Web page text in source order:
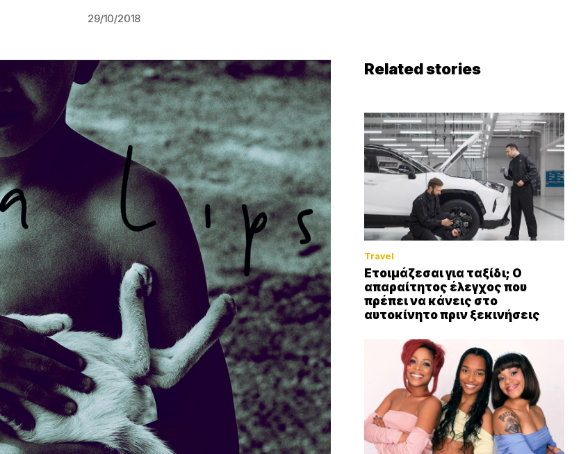
29/10/2018
Related stories
Travel
Ετοιμάζεσαι για ταξίδι; Ο
απαραίτητος έλεγχος που
πρέπει να κάνεις στο
αυτοκίνητο πριν ξεκινήσεις